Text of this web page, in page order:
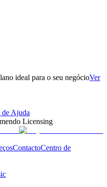
ideal para o seu negócioVer
Ajuda
Licensing
ContactoCentro de